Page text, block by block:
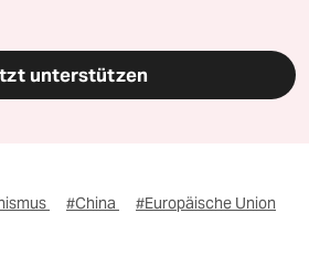
unterstützen
#China
#Europäische Union